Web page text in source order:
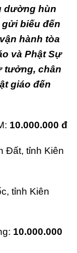
dường hùn
biếu đến
hành tòa
và Phật Sự
tưởng, chân
giáo đến
10.000.000 đ
Đất, tỉnh Kiên
tỉnh Kiên
10.000.000